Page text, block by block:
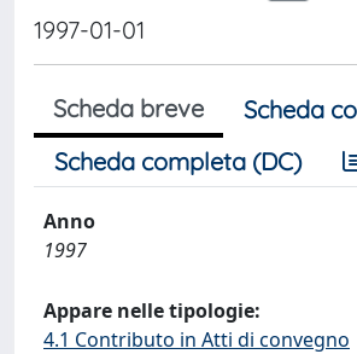
1997-01-01
Scheda breve
Scheda
Scheda completa (DC)
Anno
1997
Appare nelle tipologie:
4.1 Contributo in Atti di convegno